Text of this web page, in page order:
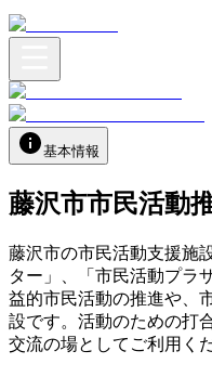
基本情報
藤沢市市民活動
藤沢市の市民活動支援施
ター」、「市民活動プラ
益的市民活動の推進や、
設です。活動のための打
交流の場としてご利用く